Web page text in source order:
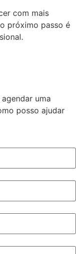
com mais
próximo passo é
uma
posso ajudar